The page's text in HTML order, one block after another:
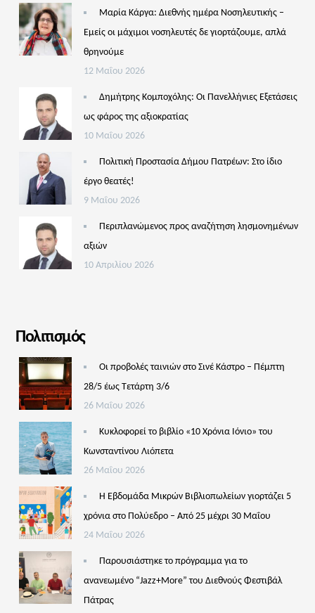
Μαρία Κάργα: Διεθνής ημέρα Νοσηλευτικής –
Εμείς οι μάχιμοι νοσηλευτές δε γιορτάζουμε, απλά
θρηνούμε
12 Μαΐου 2026
Δημήτρης Κομποχόλης: Οι Πανελλήνιες Εξετάσεις
ως φάρος της αξιοκρατίας
10 Μαΐου 2026
Πολιτική Προστασία Δήμου Πατρέων: Στο ίδιο
έργο θεατές!
9 Μαΐου 2026
Περιπλανώμενος προς αναζήτηση λησμονημένων
αξιών
10 Απριλίου 2026
Πολιτισμός
Οι προβολές ταινιών στο Σινέ Κάστρο – Πέμπτη
28/5 έως Τετάρτη 3/6
26 Μαΐου 2026
Κυκλοφορεί το βιβλίο «10 Χρόνια Ιόνιο» του
Κωνσταντίνου Λιόπετα
26 Μαΐου 2026
Η Εβδομάδα Μικρών Βιβλιοπωλείων γιορτάζει 5
χρόνια στο Πολύεδρο – Από 25 μέχρι 30 Μαΐου
24 Μαΐου 2026
Παρουσιάστηκε το πρόγραμμα για το
ανανεωμένο “Jazz+More” του Διεθνούς Φεστιβάλ
Πάτρας